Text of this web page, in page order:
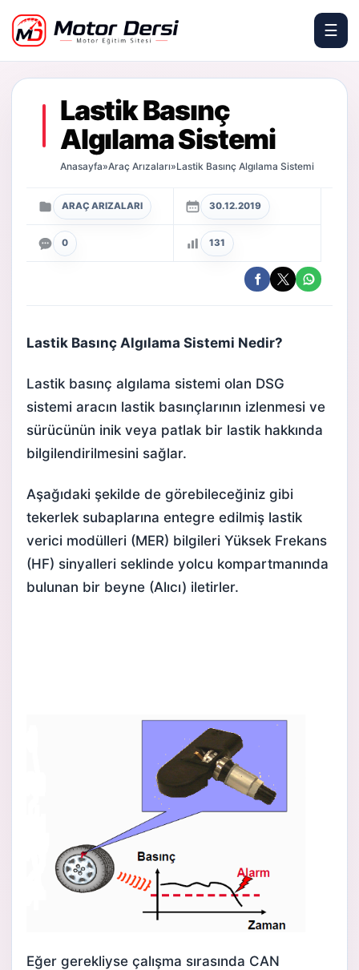
Motor Dersi
☰
Lastik Basınç
Algılama Sistemi
Anasayfa»Araç Arızaları»Lastik Basınç Algılama Sistemi
ARAÇ ARIZALARI 30.12.2019
0 131
Lastik Basınç Algılama Sistemi Nedir?
Lastik basınç algılama sistemi olan DSG
sistemi aracın lastik basınçlarının izlenmesi ve
sürücünün inik veya patlak bir lastik hakkında
bilgilendirilmesini sağlar.
Aşağıdaki şekilde de görebileceğiniz gibi
tekerlek subaplarına entegre edilmiş lastik
verici modülleri (MER) bilgileri Yüksek Frekans
(HF) sinyalleri seklinde yolcu kompartmanında
bulunan bir beyne (Alıcı) iletirler.
Eğer gerekliyse çalışma sırasında CAN